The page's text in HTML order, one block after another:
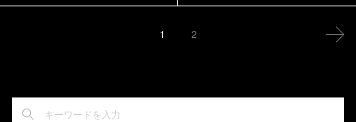
1 2